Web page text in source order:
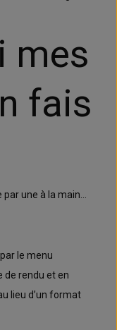
mes
fais
une à la main…
le menu
de rendu et en
lieu d’un format